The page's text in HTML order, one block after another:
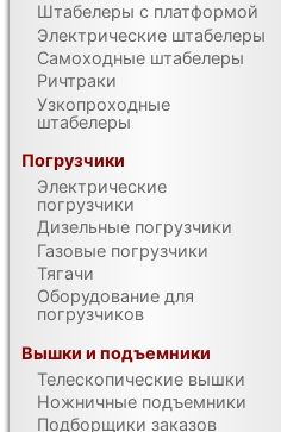
Штабелеры с платформой
Электрические штабелеры
Самоходные штабелеры
Ричтраки
Узкопроходные
штабелеры
Погрузчики
Электрические
погрузчики
Дизельные погрузчики
Газовые погрузчики
Тягачи
Оборудование для
погрузчиков
Вышки и подъемники
Телескопические вышки
Ножничные подъемники
Подборщики заказов